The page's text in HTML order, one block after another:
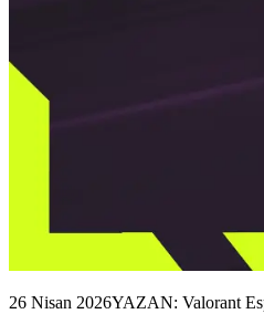
26 Nisan 2026YAZAN: Valorant